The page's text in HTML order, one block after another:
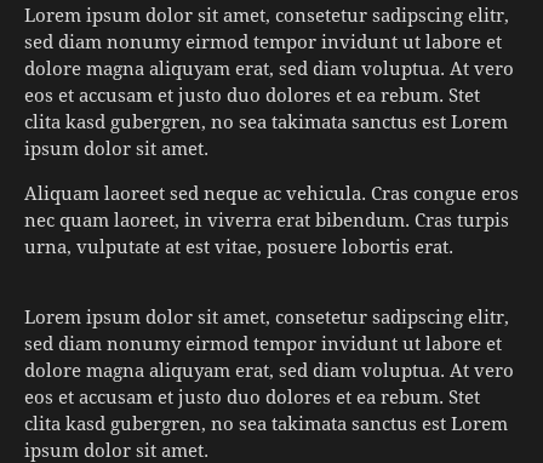
Lorem ipsum dolor sit amet, consetetur sadipscing elitr,
sed diam nonumy eirmod tempor invidunt ut labore et
dolore magna aliquyam erat, sed diam voluptua. At vero
eos et accusam et justo duo dolores et ea rebum. Stet
clita kasd gubergren, no sea takimata sanctus est Lorem
ipsum dolor sit amet.
Aliquam laoreet sed neque ac vehicula. Cras congue eros
nec quam laoreet, in viverra erat bibendum. Cras turpis
urna, vulputate at est vitae, posuere lobortis erat.
Lorem ipsum dolor sit amet, consetetur sadipscing elitr,
sed diam nonumy eirmod tempor invidunt ut labore et
dolore magna aliquyam erat, sed diam voluptua. At vero
eos et accusam et justo duo dolores et ea rebum. Stet
clita kasd gubergren, no sea takimata sanctus est Lorem
ipsum dolor sit amet.